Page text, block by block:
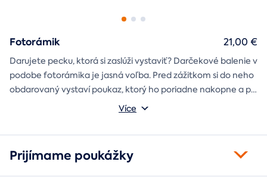
Fotorámik
Darujete pecku, ktorá si zaslúži vystaviť? Darčekové balenie v
podobe fotorámika je jasná voľba. Pred zážitkom si do neho
obdarovaný vystaví poukaz, ktorý ho poriadne nakopne a po
absolvovaní tam poputuje fotka zo zážitku, ktorá pri každom
Môžete vybrať z motívov balónový, tunelový a univerzálny
Více
21,00 €
Prijímame poukážky